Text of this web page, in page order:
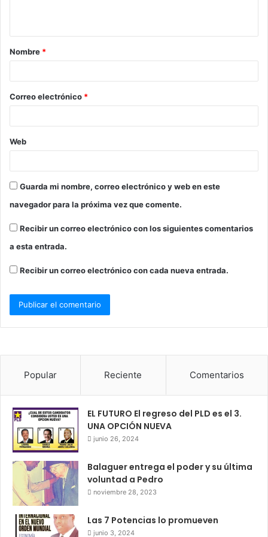
a
r
*
Nombre *
Correo electrónico *
Web
Guarda mi nombre, correo electrónico y web en este
navegador para la próxima vez que comente.
Recibir un correo electrónico con los siguientes comentarios
a esta entrada.
Recibir un correo electrónico con cada nueva entrada.
Popular Reciente Comentarios
EL FUTURO El regreso del PLD es el 3.
UNA OPCIÓN NUEVA
junio 26, 2024
Balaguer entrega el poder y su última
voluntad a Pedro
noviembre 28, 2023
Las 7 Potencias lo promueven
junio 3, 2024